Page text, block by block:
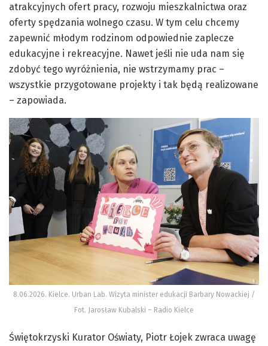
atrakcyjnych ofert pracy, rozwoju mieszkalnictwa oraz
oferty spędzania wolnego czasu. W tym celu chcemy
zapewnić młodym rodzinom odpowiednie zaplecze
edukacyjne i rekreacyjne. Nawet jeśli nie uda nam się
zdobyć tego wyróżnienia, nie wstrzymamy prac –
wszystkie przygotowane projekty i tak będą realizowane
– zapowiada.
8.06.2026. Kielce. Urban Lab. Wizyta minister edukacji Barbary Nowackiej /
Fot. Jarosław Kubalski – Radio Kielce
Świętokrzyski Kurator Oświaty, Piotr Łojek zwraca uwagę